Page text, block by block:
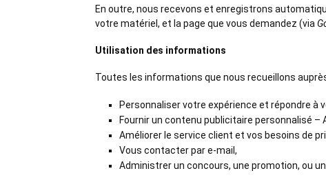
En outre, nous recevons et enregistrons
votre matériel, et la page que vous demandez (via
Utilisation des informations
Toutes les informations que nous recueillons
Personnaliser votre expérience et répondre à
Fournir un contenu publicitaire personnalisé –
Améliorer le service client et vos besoins de
Vous contacter par e-mail,
Administrer un concours, une promotion, ou